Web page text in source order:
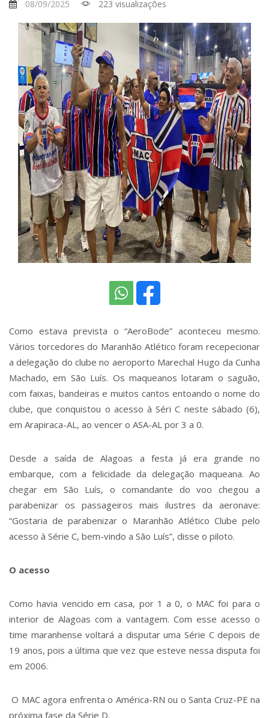
08/09/2025 223 visualizações
Como estava prevista o “AeroBode” aconteceu mesmo.
Vários torcedores do Maranhão Atlético foram recepecionar
a delegação do clube no aeroporto Marechal Hugo da Cunha
Machado, em São Luís. Os maqueanos lotaram o saguão,
com faixas, bandeiras e muitos cantos entoando o nome do
clube, que conquistou o acesso à Séri C neste sábado (6),
em Arapiraca-AL, ao vencer o ASA-AL por 3 a 0.
Desde a saída de Alagoas a festa já era grande no
embarque, com a felicidade da delegação maqueana. Ao
chegar em São Luís, o comandante do voo chegou a
parabenizar os passageiros mais ilustres da aeronave:
“Gostaria de parabenizar o Maranhão Atlético Clube pelo
acesso à Série C, bem-vindo a São Luís”, disse o piloto.
O acesso
Como havia vencido em casa, por 1 a 0, o MAC foi para o
interior de Alagoas com a vantagem. Com esse acesso o
time maranhense voltará a disputar uma Série C depois de
19 anos, pois a última que vez que esteve nessa disputa foi
em 2006.
O MAC agora enfrenta o América-RN ou o Santa Cruz-PE na
próxima fase da Série D.